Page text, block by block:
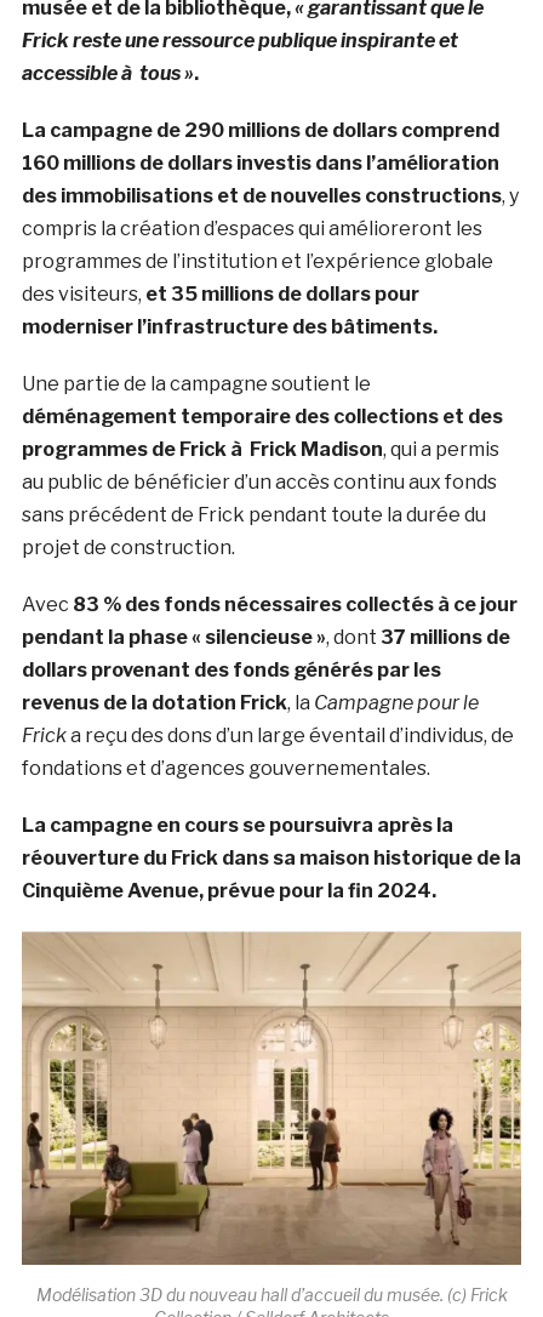
musée et de la bibliothèque,« garantissant que le
Frick reste une ressource publique inspirante et
accessible à tous ».
La campagne de 290 millions de dollars comprend
160 millions de dollars investis dans l’amélioration
des immobilisations et de nouvelles constructions, y
compris la création d’espaces qui amélioreront les
programmes de l’institution et l’expérience globale
des visiteurs, et 35 millions de dollars pour
moderniser l’infrastructure des bâtiments.
Une partie de la campagne soutient le
déménagement temporaire des collections et des
programmes de Frick à Frick Madison, qui a permis
au public de bénéficier d’un accès continu aux fonds
sans précédent de Frick pendant toute la durée du
projet de construction.
Avec 83 % des fonds nécessaires collectés à ce jour
pendant la phase « silencieuse », dont 37 millions de
dollars provenant des fonds générés par les
revenus de la dotation Frick, la Campagne pour le
Fricka reçu des dons d’un large éventail d’individus, de
fondations et d’agences gouvernementales.
La campagne en cours se poursuivra après la
réouverture du Frick dans sa maison historique de la
Cinquième Avenue, prévue pour la fin 2024.
Modélisation 3D du nouveau hall d’accueil du musée. (c) Frick